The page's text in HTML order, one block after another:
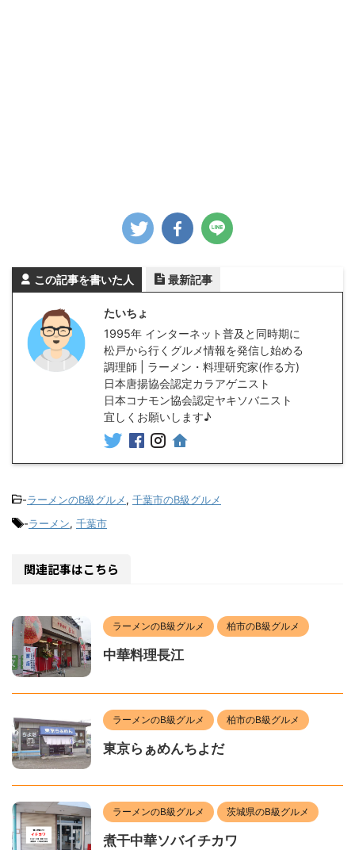
この記事を書いた人 最新記事
たいちょ
1995年 インターネット普及と同時期に
松戸から行くグルメ情報を発信し始める
調理師 | ラーメン・料理研究家(作る方)
日本唐揚協会認定カラアゲニスト
日本コナモン協会認定ヤキソバニスト
宜しくお願いします♪
-ラーメンのB級グルメ, 千葉市のB級グルメ
-ラーメン, 千葉市
関連記事はこちら
ラーメンのB級グルメ 柏市のB級グルメ
中華料理長江
ラーメンのB級グルメ 柏市のB級グルメ
東京らぁめんちよだ
ラーメンのB級グルメ 茨城県のB級グルメ
煮干中華ソバイチカワ